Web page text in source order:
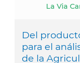
La Via
Del
para el
de la